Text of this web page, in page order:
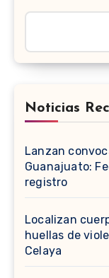
Noticias
Lanzan
Guanajuato:
registro
Localizan
huellas de
Celaya